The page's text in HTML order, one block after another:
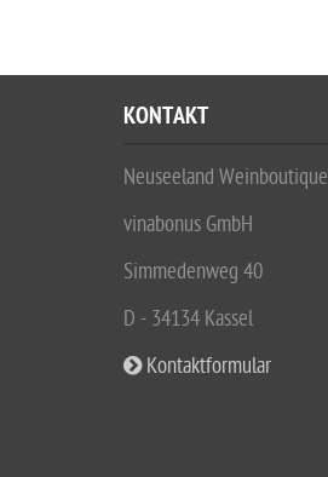
KONTAKT
Neuseeland Weinboutique
vinabonus GmbH
Simmedenweg 40
D - 34134 Kassel
Kontaktformular